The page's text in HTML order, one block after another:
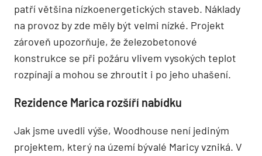
patří většina nízkoenergetických staveb. Náklady
na provoz by zde měly být velmi nízké. Projekt
zároveň upozorňuje, že železobetonové
konstrukce se při požáru vlivem vysokých teplot
rozpínají a mohou se zhroutit i po jeho uhašení.
Rezidence Marica rozšíří nabídku
Jak jsme uvedli výše, Woodhouse není jediným
projektem, který na území bývalé Maricy vzniká. V